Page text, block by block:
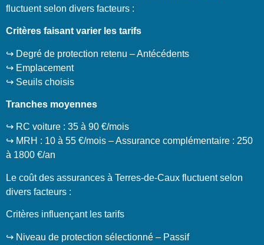
fluctuent selon divers facteurs :
Critères faisant varier les tarifs
↪️ Degré de protection retenu – Antécédents
↪️ Emplacement
↪️ Seuils choisis
Tranches moyennes
↪️ RC voiture : 35 à 90 €/mois
↪️ MRH : 10 à 55 €/mois – Assurance complémentaire : 250
à 1800 €/an
Le coût des assurances à Terres-de-Caux fluctuent selon
divers facteurs :
Critères influençant les tarifs
↪️ Niveau de protection sélectionné – Passif